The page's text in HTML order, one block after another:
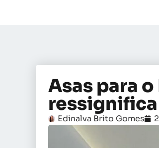
Asas para
Edinalva Brito Gomes